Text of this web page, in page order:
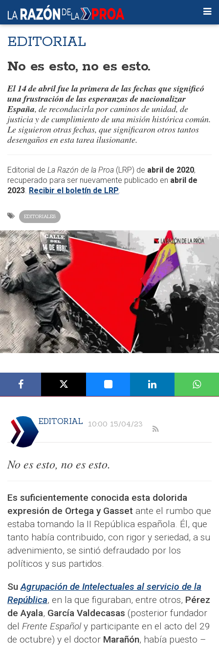
EDITORIAL
No es esto, no es esto.
El 14 de abril fue la primera de las fechas que significó
una frustración de las esperanzas de nacionalizar
España, de reconducirla por caminos de unidad, de
justicia y de cumplimiento de una misión histórica común.
Le siguieron otras fechas, que significaron otros tantos
desengaños en esta tarea ilusionante.
Editorial de La Razón de la Proa (LRP) de abril de 2020,
recuperado para ser nuevamente publicado en abril de
2023. Recibir el boletín de LRP.
EDITORIALES
EDITORIAL 10:00 15/04/23
No es esto, no es esto.
Es suficientemente conocida esta dolorida
expresión de Ortega y Gasset ante el rumbo que
estaba tomando la II República española. Él, que
tanto había contribuido, con rigor y seriedad, a su
advenimiento, se sintió defraudado por los
políticos y sus partidos.
SuAgrupación de Intelectuales al servicio de la
República, en la que figuraban, entre otros, Pérez
de Ayala, García Valdecasas (posterior fundador
del Frente Español y participante en el acto del 29
de octubre) y el doctor Marañón, había puesto –